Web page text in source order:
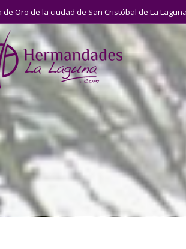
de Oro de la ciudad de San Cristóbal de La Laguna